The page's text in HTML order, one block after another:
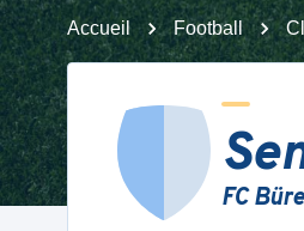
Accueil Football
FC